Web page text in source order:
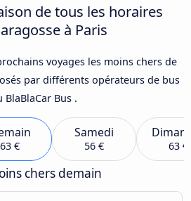
de tous les horaires
à Paris
voyages les moins chers de
par différents opérateurs de bus
BlaBlaCar Bus .
63 €
Samedi
56 € 63 €
chers demain